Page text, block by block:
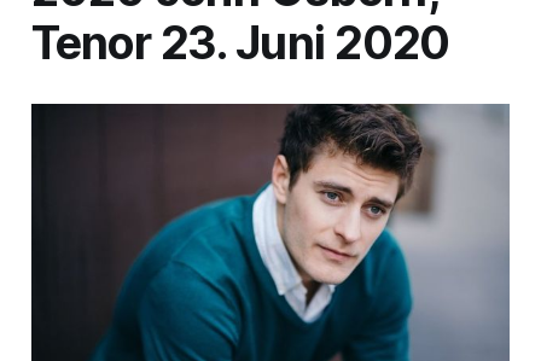
Tenor 23. Juni 2020